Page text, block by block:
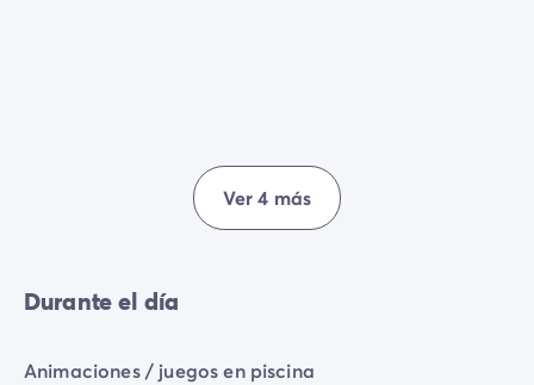
Ver 4 más
Durante el día
Animaciones / juegos en piscina